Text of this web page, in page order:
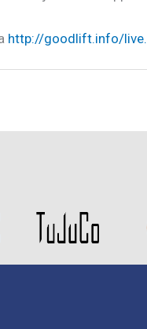
http://goodlift.info/